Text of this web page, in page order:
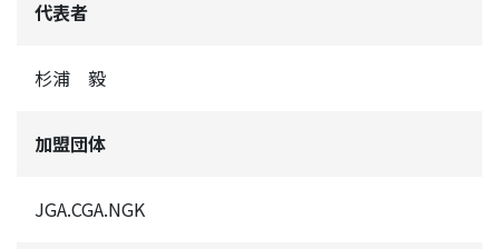
代表者
杉浦 毅
加盟団体
JGA.CGA.NGK